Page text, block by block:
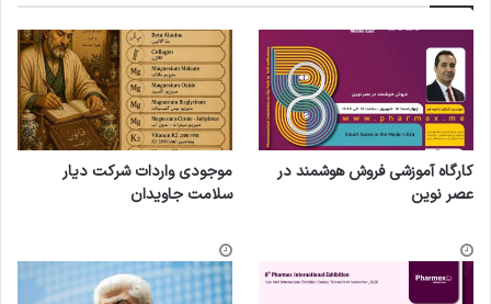
کارگاه آموزشی فروش هوشمند در
عصر نوین
موجودی واردات شرکت دیار
سلامت جاویدان